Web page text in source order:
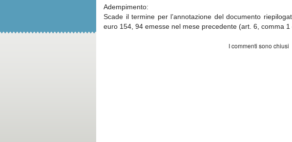
Adempimento:
Scade il termine per l’annotazione del documento
euro 154, 94 emesse nel mese precedente (art. 6, comma
I commenti sono chiusi